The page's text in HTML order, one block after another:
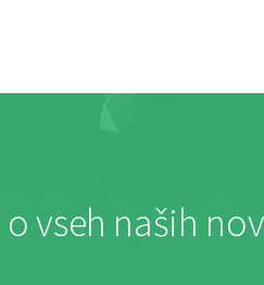
o vseh naših